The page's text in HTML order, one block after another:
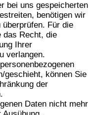
bei uns gespeicherten
benötigen wir
Für die
das Recht, die
Ihrer
verlangen.
geschieht, können Sie
der
Daten nicht mehr